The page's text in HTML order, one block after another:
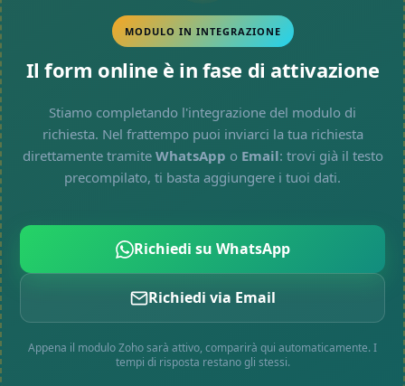
MODULO IN INTEGRAZIONE
Il form online è in fase di attivazione
Stiamo completando l'integrazione del modulo di
richiesta. Nel frattempo puoi inviarci la tua richiesta
direttamente tramite WhatsApp o Email: trovi già il testo
precompilato, ti basta aggiungere i tuoi dati.
Richiedi su WhatsApp
Richiedi via Email
Appena il modulo Zoho sarà attivo, comparirà qui automaticamente. I
tempi di risposta restano gli stessi.